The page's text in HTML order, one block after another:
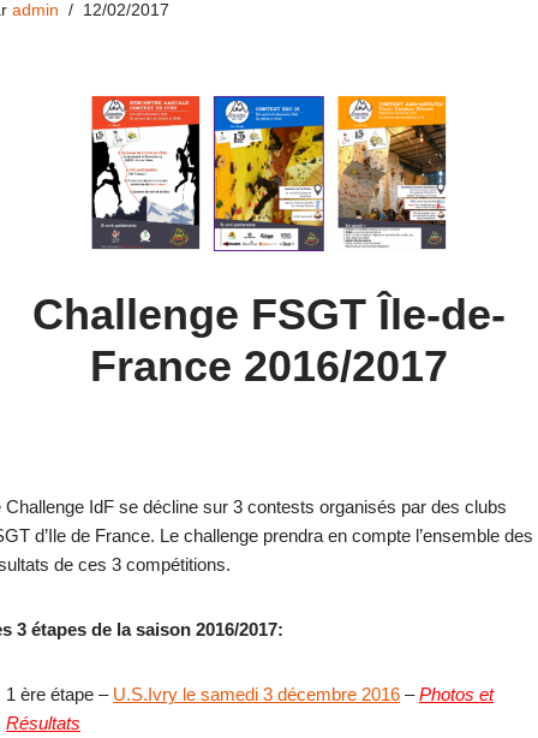
admin 12/02/2017
Challenge FSGT Île-de-
France 2016/2017
Challenge IdF se décline sur 3 contests organisés par des clubs
d’Ile de France. Le challenge prendra en compte l’ensemble des
de ces 3 compétitions.
3 étapes de la saison 2016/2017:
1 ère étape – U.S.Ivry le samedi 3 décembre 2016 –Photos et
Résultats